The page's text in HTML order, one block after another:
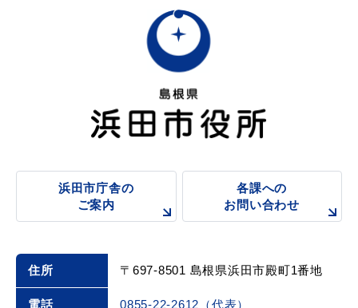
浜田市庁舎の
ご案内
各課への
お問い合わせ
住所 〒697-8501 島根県浜田市殿町1番地
電話 0855-22-2612（代表）